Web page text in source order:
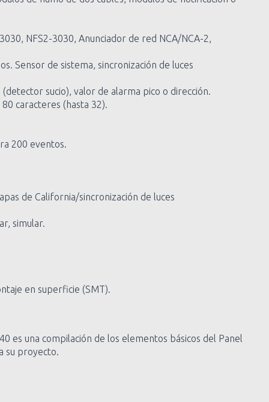
NFS2-3030, Anunciador de red NCA/NCA-2,
Sensor de sistema, sincronización de luces
sucio), valor de alarma pico o dirección.
caracteres (hasta 32).
200 eventos.
de California/sincronización de luces
simular.
en superficie (SMT).
es una compilación de los elementos básicos del Panel
su proyecto.